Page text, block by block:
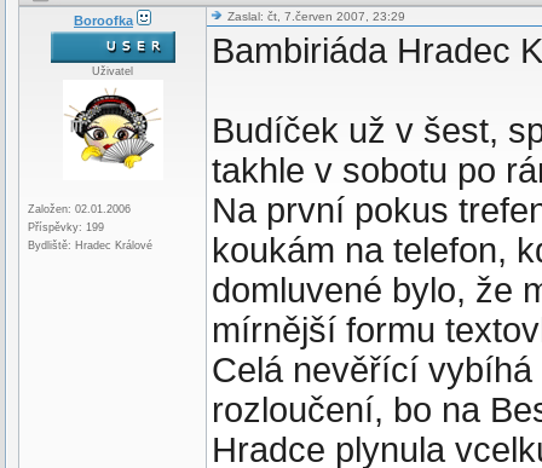
Boroofka
Uživatel
Založen: 02.01.2006
Příspěvky: 199
Bydliště: Hradec Králové
Zaslal: čt, 7.červen 2007, 23:29
Bambiriáda Hradec
Budíček už v šest,
takhle v sobotu po
Na první pokus
koukám na telefon,
domluvené bylo, že
mírnější formu
Celá nevěřící
rozloučení, bo na
Hradce plynula